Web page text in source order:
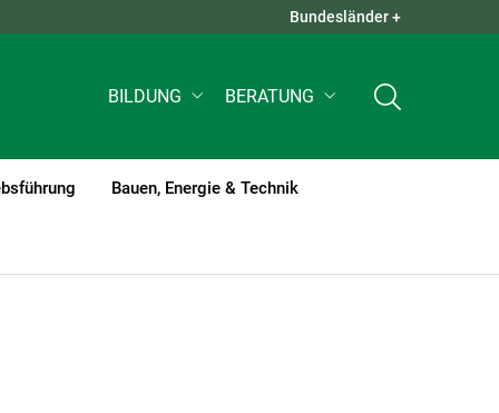
QUICK LINKS +
Bundesländer +
BILDUNG BERATUNG
Bauen, Energie & Technik